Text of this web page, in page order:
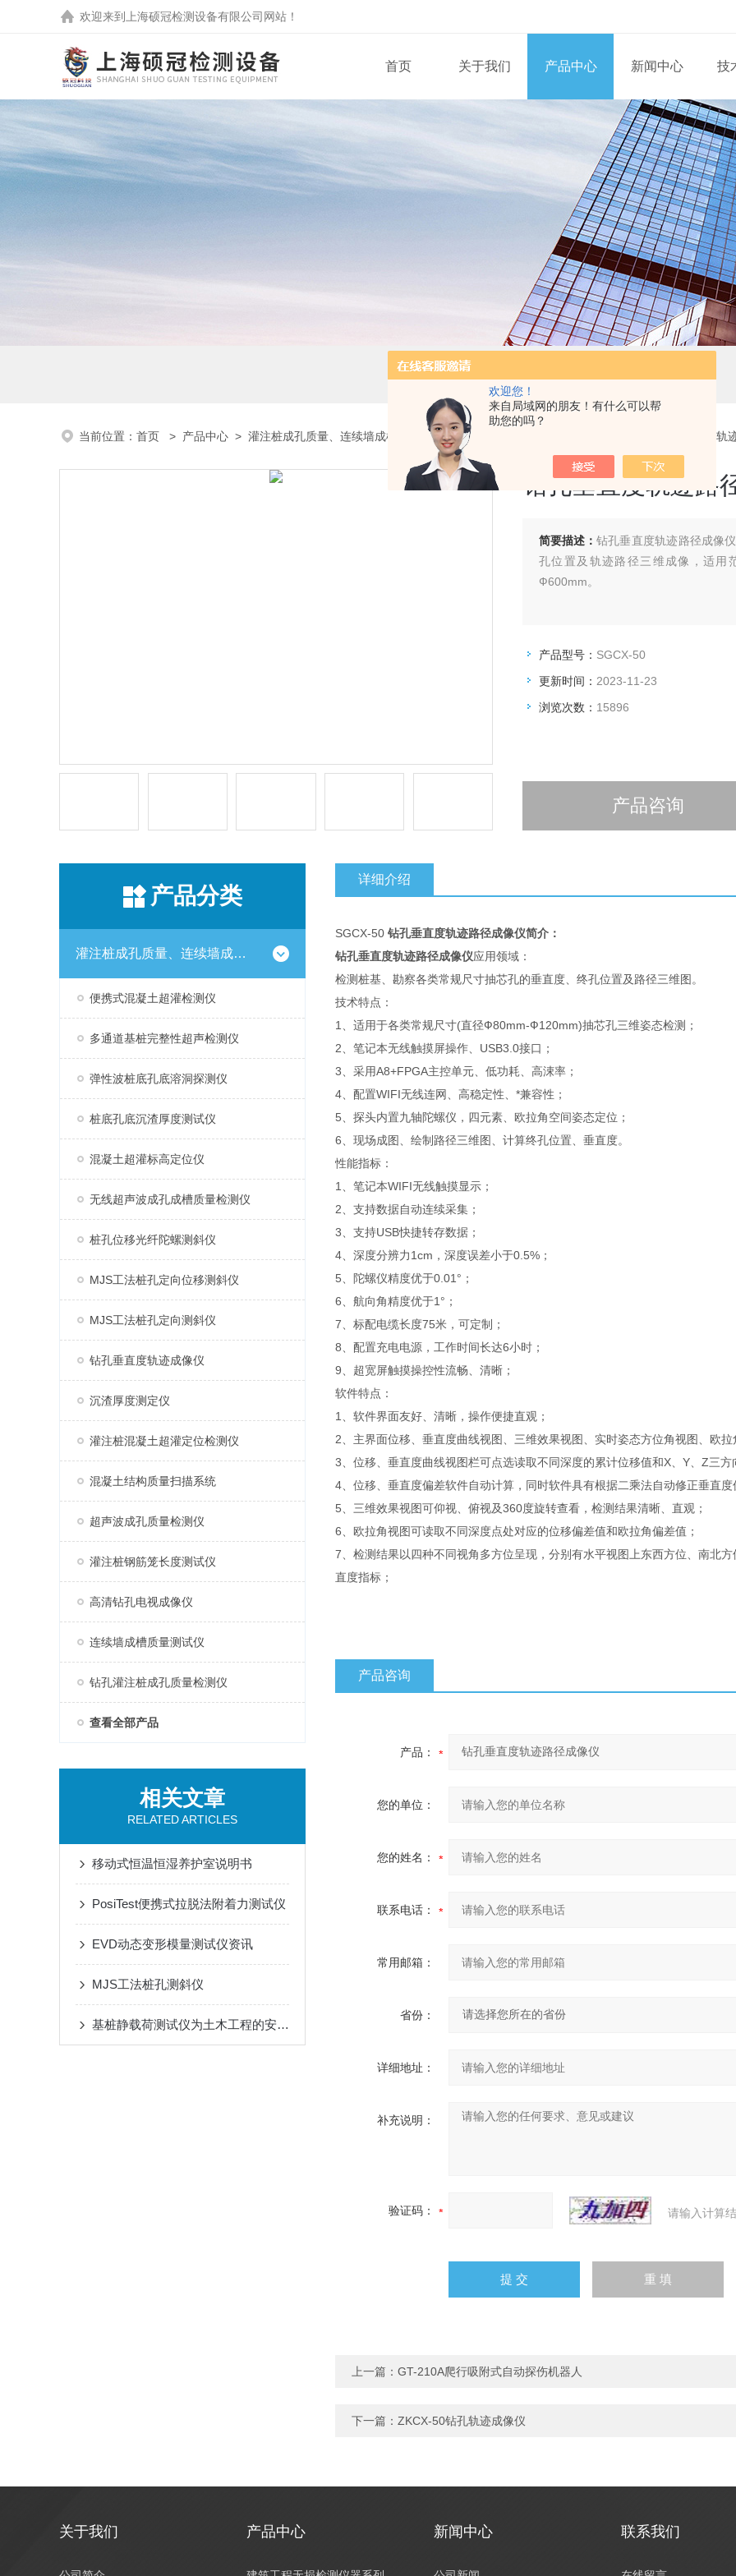
欢迎您！
来自局域网的朋友！有什么可以帮
助您的吗？
欢迎来到 上海硕冠检测设备有限公司 网站！
首页 关于我们 产品中心 新闻中心 技
当前位置： 首页 > 产品中心 > 灌注桩成孔质量、连续墙成槽质量检测仪> > SGCX-50钻孔垂直度轨
钻孔垂直度轨迹路
简要描述： 钻孔垂直度轨迹路径成像
孔位置及轨迹路径三维成像，适用
Ф600mm。
产品型号： SGCX-50
更新时间： 2023-11-23
浏览次数： 15896
产品咨询
产品分类
灌注桩成孔质量、连续墙成槽质量检测仪
便携式混凝土超灌检测仪
多通道基桩完整性超声检测仪
弹性波桩底孔底溶洞探测仪
桩底孔底沉渣厚度测试仪
混凝土超灌标高定位仪
无线超声波成孔成槽质量检测仪
桩孔位移光纤陀螺测斜仪
MJS工法桩孔定向位移测斜仪
MJS工法桩孔定向测斜仪
钻孔垂直度轨迹成像仪
沉渣厚度测定仪
灌注桩混凝土超灌定位检测仪
混凝土结构质量扫描系统
超声波成孔质量检测仪
灌注桩钢筋笼长度测试仪
高清钻孔电视成像仪
连续墙成槽质量测试仪
钻孔灌注桩成孔质量检测仪
查看全部产品
相关文章
RELATED ARTICLES
移动式恒温恒湿养护室说明书
PosiTest便携式拉脱法附着力测试仪
EVD动态变形模量测试仪资讯
MJS工法桩孔测斜仪
基桩静载荷测试仪为土木工程的安全性和可靠性提供了有力保障
详细介绍
SGCX-50 钻孔垂直度轨迹路径成像仪简介：
钻孔垂直度轨迹路径成像仪应用领域：
检测桩基、勘察各类常规尺寸抽芯孔的垂直度、终孔位置及路径三维图。
技术特点：
1、适用于各类常规尺寸(直径Ф80mm-Ф120mm)抽芯孔三维姿态检测；
2、笔记本无线触摸屏操作、USB3.0接口；
3、采用A8+FPGA主控单元、低功耗、高涑率；
4、配置WIFI无线连网、高稳定性、*兼容性；
5、探头内置九轴陀螺仪，四元素、欧拉角空间姿态定位；
6、现场成图、绘制路径三维图、计算终孔位置、垂直度。
性能指标：
1、笔记本WIFI无线触摸显示；
2、支持数据自动连续采集；
3、支持USB快捷转存数据；
4、深度分辨力1cm，深度误差小于0.5%；
5、陀螺仪精度优于0.01°；
6、航向角精度优于1°；
7、标配电缆长度75米，可定制；
8、配置充电电源，工作时间长达6小时；
9、超宽屏触摸操控性流畅、清晰；
软件特点：
1、软件界面友好、清晰，操作便捷直观；
2、主界面位移、垂直度曲线视图、三维效果视图、实时姿态方位角视图、欧
3、位移、垂直度曲线视图栏可点选读取不同深度的累计位移值和X、Y、Z三方
4、位移、垂直度偏差软件自动计算，同时软件具有根据二乘法自动修正垂直度
5、三维效果视图可仰视、俯视及360度旋转查看，检测结果清晰、直观；
6、欧拉角视图可读取不同深度点处对应的位移偏差值和欧拉角偏差值；
7、检测结果以四种不同视角多方位呈现，分别有水平视图上东西方位、南北
直度指标；
产品咨询
产品：
您的单位：
您的姓名：
联系电话：
常用邮箱：
省份：
详细地址：
补充说明：
验证码： 请输入计算
上一篇： GT-210A爬行吸附式自动探伤机器人
下一篇： ZKCX-50钻孔轨迹成像仪
关于我们 产品中心 新闻中心 联系我们